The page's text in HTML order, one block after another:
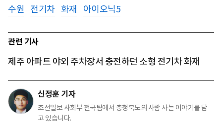
수원 전기차 화재 아이오닉5
관련 기사
제주 아파트 야외 주차장서 충전하던 소형 전기차 화재
신정훈 기자
조선일보 사회부 전국팀에서 충청북도의 사람 사는 이야기를 담
고 있습니다.